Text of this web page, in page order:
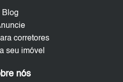
Blog
corretores
seu imóvel
nós